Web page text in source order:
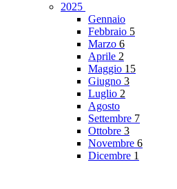
2025
Gennaio
Febbraio 5
Marzo 6
Aprile 2
Maggio 15
Giugno 3
Luglio 2
Agosto
Settembre 7
Ottobre 3
Novembre 6
Dicembre 1